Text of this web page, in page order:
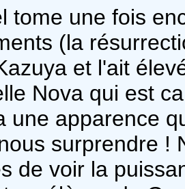
tome une fois
(la
et l'ait
Nova qui est
une apparence
surprendre !
de voir la